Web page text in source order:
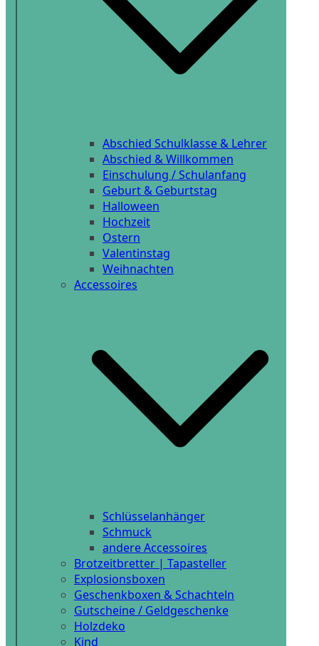
Abschied Schulklasse & Lehrer
Abschied & Willkommen
Einschulung / Schulanfang
Geburt & Geburtstag
Halloween
Hochzeit
Ostern
Valentinstag
Weihnachten
Accessoires
Schlüsselanhänger
Schmuck
andere Accessoires
Brotzeitbretter | Tapasteller
Explosionsboxen
Geschenkboxen & Schachteln
Gutscheine / Geldgeschenke
Holzdeko
Kind